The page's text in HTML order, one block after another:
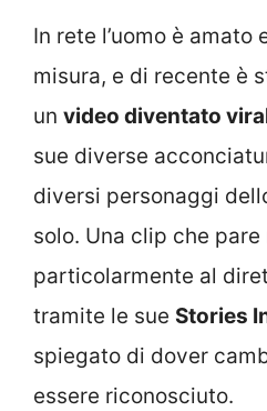
In rete l’uomo è amato
misura, e di recente è
un video diventato
sue diverse
diversi personaggi
solo. Una clip che
particolarmente al
tramite le sue Stories
spiegato di dover
essere riconosciuto.